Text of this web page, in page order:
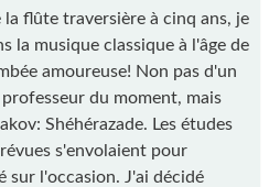
la flûte traversière à cinq ans, je
la musique classique à l'âge de
amoureuse! Non pas d'un
du moment, mais
Shéhérazade. Les études
s'envolaient pour
sur l'occasion. J'ai décidé